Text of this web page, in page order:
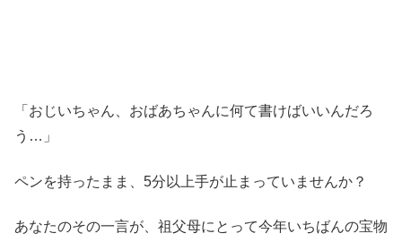
「おじいちゃん、おばあちゃんに何て書けばいいんだろ
う…」
ペンを持ったまま、5分以上手が止まっていませんか？
あなたのその一言が、祖父母にとって今年いちばんの宝物